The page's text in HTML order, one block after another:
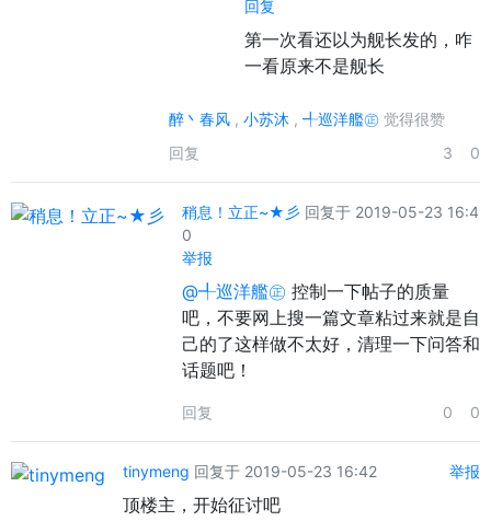
回复
第一次看还以为舰长发的，咋
一看原来不是舰长
醉丶春风 , 小苏沐 , ╃巡洋艦㊣ 觉得很赞
回复
3 0
稍息！立正~★彡 回复于 2019-05-23 16:4
0
举报
@╃巡洋艦㊣ 控制一下帖子的质量
吧，不要网上搜一篇文章粘过来就是自
己的了这样做不太好，清理一下问答和
话题吧！
回复 0 0
tinymeng 回复于 2019-05-23 16:42 举报
顶楼主，开始征讨吧